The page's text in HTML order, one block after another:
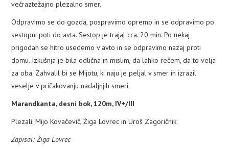
večraztežajno plezalno smer.
Odpravimo se do gozda, pospravimo opremo in se odpravimo po
sestopni poti do avta. Sestop je trajal cca. 20 min. Po nekaj
prigodah se hitro usedemo v avto in se odpravimo nazaj proti
domu. Izkušnja je bila odlična in mislim, da lahko rečem, da to velja
za oba. Zahvalil bi se Mijotu, ki naju je peljal v smer in izrazil
veselje v pričakovanju nadaljnjih smeri.
Marandkanta, desni bok, 120m, IV+/III
Plezali: Mijo Kovačevič, Žiga Lovrec in Uroš Zagoričnik
Zapisal: Žiga Lovrec